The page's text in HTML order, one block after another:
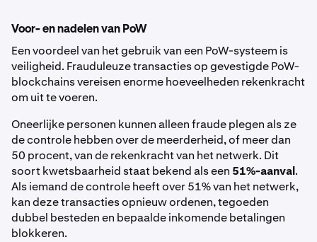
Voor- en nadelen van PoW
Een voordeel van het gebruik van een PoW-systeem is
veiligheid. Frauduleuze transacties op gevestigde PoW-
blockchains vereisen enorme hoeveelheden rekenkracht
om uit te voeren.
Oneerlijke personen kunnen alleen fraude plegen als ze
de controle hebben over de meerderheid, of meer dan
50 procent, van de rekenkracht van het netwerk. Dit
soort kwetsbaarheid staat bekend als een 51%-aanval.
Als iemand de controle heeft over 51% van het netwerk,
kan deze transacties opnieuw ordenen, tegoeden
dubbel besteden en bepaalde inkomende betalingen
blokkeren.